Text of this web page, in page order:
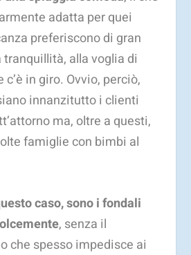
adatta per quei
preferiscono di gran
tranquillità, alla voglia di
in giro. Ovvio, perciò,
innanzitutto i clienti
ma, oltre a questi,
famiglie con bimbi al
caso, sono i fondali
, senza il
che spesso impedisce ai